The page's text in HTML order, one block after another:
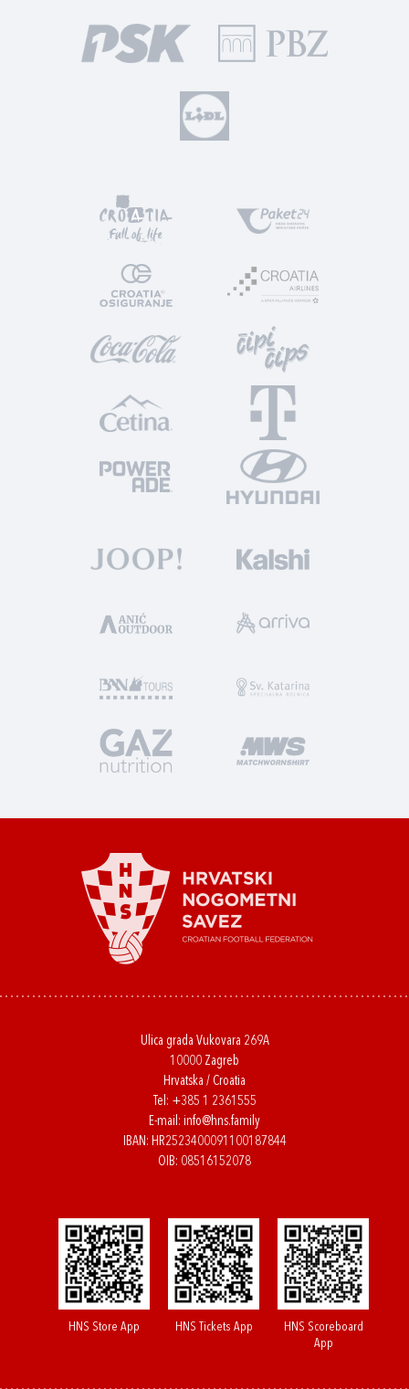
Ulica grada Vukovara 269A
10000 Zagreb
Hrvatska / Croatia
Tel: +385 1 2361555
E-mail: info@hns.family
IBAN: HR2523400091100187844
OIB: 08516152078
HNS Store App HNS Tickets App
HNS Scoreboard
App